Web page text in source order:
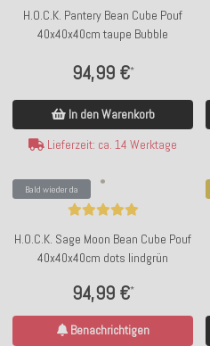
H.O.C.K. Pantery Bean Cube Pouf
40x40x40cm taupe Bubble
94,99 €*
In den Warenkorb
Lieferzeit: ca. 14 Werktage
Bald wieder da
H.O.C.K. Sage Moon Bean Cube Pouf
40x40x40cm dots lindgrün
94,99 €*
Benachrichtigen